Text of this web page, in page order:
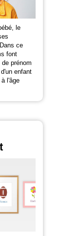
le
ce
font
prénom
enfant
l'âge